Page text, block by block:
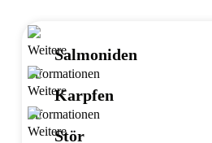
Salmoniden
Karpfen
Stör